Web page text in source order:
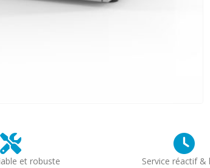
et robuste Service réactif &